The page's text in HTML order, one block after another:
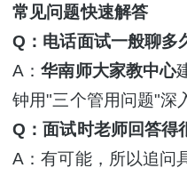
常见问题快速解答
Q：电话面试一般聊多
A：华南师大家教中心
钟用"三个管用问题"深
Q：面试时老师回答得
A：有可能，所以追问